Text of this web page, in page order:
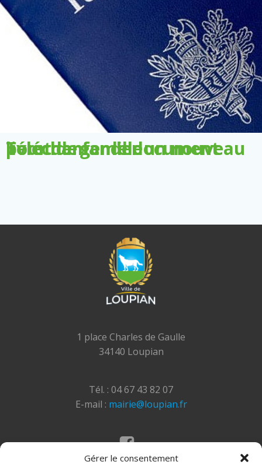
Gérer le consentement
Télécharger le document pour demander un nouveau livret de famille
1 place Charles de Gaulle
34140 Loupian
Tél. : 04 67 43 82 07
E-mail : mairie@loupian.fr